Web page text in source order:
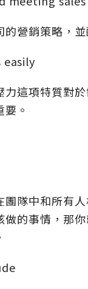
營銷策略，並
easily
力這項特質對
。
團隊中和所有
做的事情，那